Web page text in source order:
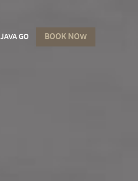
JAVA GO BOOK NOW